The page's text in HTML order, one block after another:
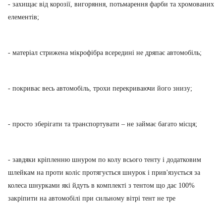
- захищає від корозії, вигоряння, потьмарення фарби та хромованих
елементів;
- матеріал стрижена мікрофібра всередині не дряпає автомобіль;
- покриває весь автомобіль, трохи перекриваючи його знизу;
- просто зберігати та транспортувати – не займає багато місця;
- завдяки кріпленню шнуром по колу всього тенту і додатковим
шлейкам на проти коліс протягується шнурок і прив'язується за
колеса шнурками які йдуть в комплекті з тентом що дає 100%
закріпити на автомобілі при сильному вітрі тент не тре